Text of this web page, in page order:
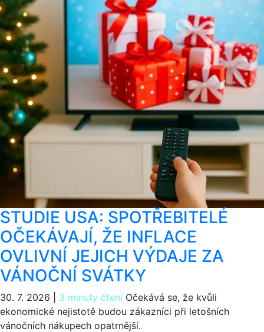
STUDIE USA: SPOTŘEBITELÉ
OČEKÁVAJÍ, ŽE INFLACE
OVLIVNÍ JEJICH VÝDAJE ZA
VÁNOČNÍ SVÁTKY
30. 7. 2026 3 minuty čtení Očekává se, že kvůli
ekonomické nejistotě budou zákazníci při letošních
vánočních nákupech opatrnější.